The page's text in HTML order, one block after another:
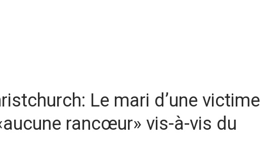
Le mari d’une victime
rancœur» vis-à-vis du